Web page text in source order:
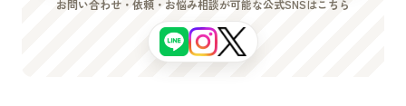
お問い合わせ・依頼・お悩み相談が可能な公式SNSはこちら